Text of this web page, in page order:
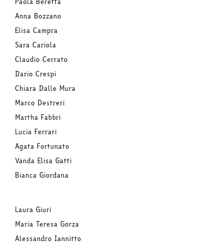
Anna Bozzano
Elisa Campra
Sara Cariola
Claudio Cerrato
Dario Crespi
Chiara Dalle Mura
Marco Destreri
Martha Fabbri
Lucia Ferrari
Agata Fortunato
Vanda Elisa Gatti
Bianca Giordana
Laura Giuri
Maria Teresa Gorza
Alessandro Iannitto